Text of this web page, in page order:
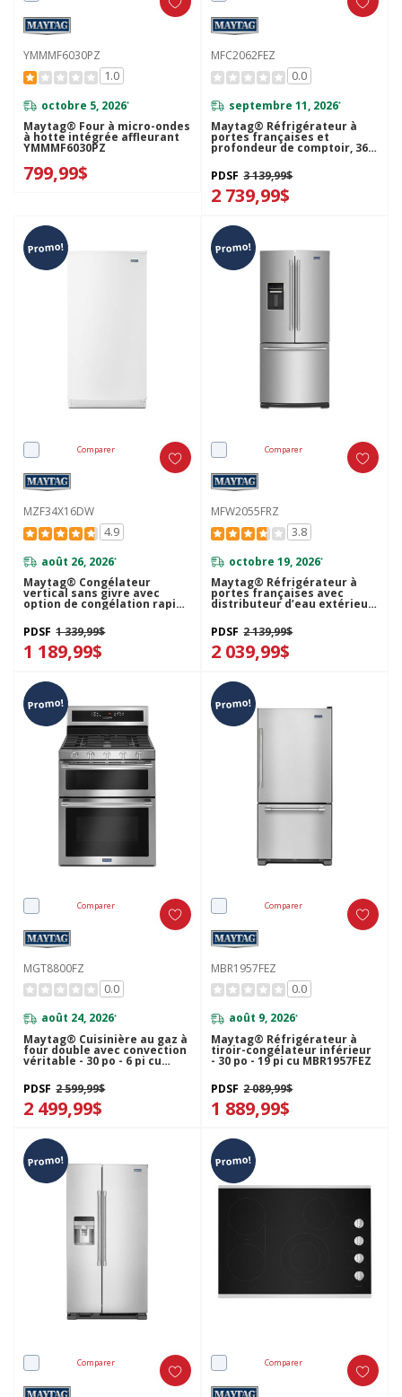
YMMMF6030PZ
1.0
octobre 5, 2026*
Maytag® Four à micro-ondes
à hotte intégrée affleurant
YMMMF6030PZ
799,99$
MFC2062FEZ
0.0
septembre 11, 2026*
Maytag® Réfrigérateur à
portes françaises et
profondeur de comptoir, 36
po, 20 pi cu MFC2062FEZ
PDSF 3 139,99$
2 739,99$
Promo!
Comparer
MZF34X16DW
4.9
août 26, 2026*
Maytag® Congélateur
vertical sans givre avec
option de congélation rapide
- 16 pi³ MZF34X16DW
PDSF 1 339,99$
1 189,99$
Promo!
Comparer
MFW2055FRZ
3.8
octobre 19, 2026*
Maytag® Réfrigérateur à
portes françaises avec
distributeur d’eau extérieur
PDSF 2 139,99$
2 039,99$
Promo!
Comparer
MGT8800FZ
0.0
août 24, 2026*
Maytag® Cuisinière au gaz à
four double avec convection
véritable - 30 po - 6 pi cu
PDSF 2 599,99$
2 499,99$
Promo!
Comparer
MBR1957FEZ
0.0
août 9, 2026*
Maytag® Réfrigérateur à
tiroir-congélateur inférieur
- 30 po - 19 pi cu MBR1957FEZ
PDSF 2 089,99$
1 889,99$
Promo!
Comparer
Promo!
Comparer